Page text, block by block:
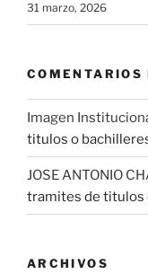
31 marzo, 2026
COMENTARIOS
Imagen
titulos o
JOSE ANTONIO
tramites de titulos
ARCHIVOS